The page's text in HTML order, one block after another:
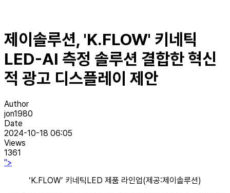
제이솔루션, 'K.FLOW' 키네틱
LED-AI 측정 솔루션 결합한 혁신
적 광고 디스플레이 제안
Author
jon1980
Date
2024-10-18 06:05
Views
1361
">
‘K.FLOW’ 키네틱LED 제품 라인업(제공:제이솔루션)